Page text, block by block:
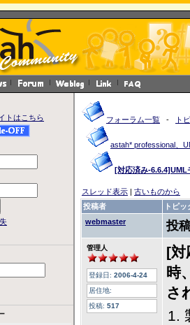
トはこちら
フォーラム一覧 - ト
astah* professional、
[対応済み-6.6.4]UML
スレッド表示 | 古いものから
投稿者
トピッ
webmaster
投
管理人
登録日: 2006-4-24
居住地:
投稿: 517
[対
時
さ
1.